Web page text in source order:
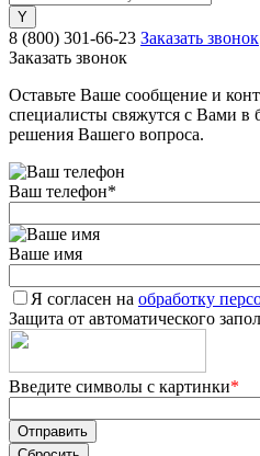
8 (800) 301-66-23 Заказать звонок
Заказать звонок
Оставьте Ваше сообщение и
специалисты свяжутся с Вами в
решения Вашего вопроса.
Ваш телефон*
Ваше имя
Я согласен на обработку
Защита от автоматического
Введите символы с картинки*